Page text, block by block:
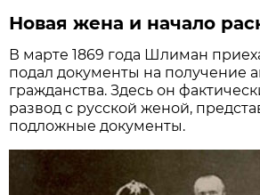
Новая жена и начало
В марте 1869 года Шлиман
подал документы на получение
гражданства. Здесь он
развод с русской женой,
подложные документы.